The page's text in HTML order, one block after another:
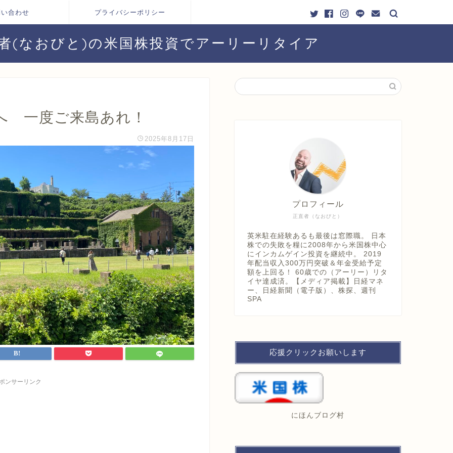
合わせ プライバシーポリシー
(なおびと)の米国株投資でアーリーリタイア
一度ご来島あれ！
2025年8月17日
ンサーリンク
正直者（なおびと）
プロフィール
英米駐在経験あるも最後は窓際職。 日本
株での失敗を糧に2008年から米国株中心
にインカムゲイン投資を継続中。 2019
年配当収入300万円突破＆年金受給予定
額を上回る！ 60歳での（アーリー）リタ
イヤ達成済。【メディア掲載】日経マネ
ー、日経新聞（電子版）、株探、週刊
SPA
応援クリックお願いします
にほんブログ村